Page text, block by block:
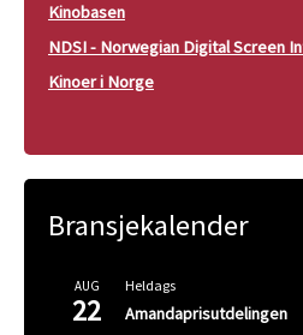
Kinobasen
NDSI - Norwegian Digital Screen
Kinoer i Norge
Bransjekalender
AUG
22
Heldags
Amandaprisutdelingen